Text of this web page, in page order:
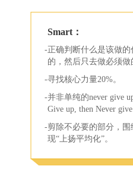
Smart：
-正确判断什么是该做的
的，然后只去做必须做
-寻找核心力量20%。
-并非单纯的never give
Give up, then Never give
-剪除不必要的部分，围
现“上扬平均化”。